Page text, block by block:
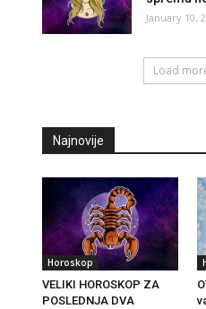
January 10,
Load
Najnovije
Horoskop
VELIKI HOROSKOP ZA
POSLEDNJA DVA